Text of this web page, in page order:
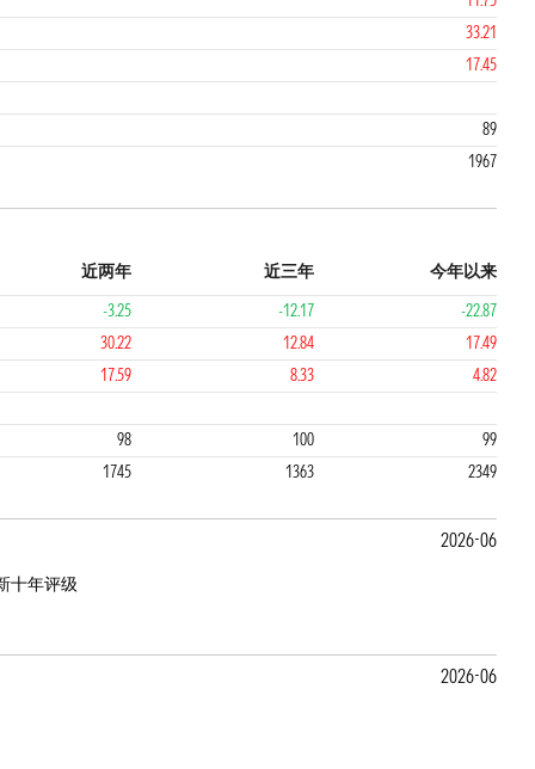
33.21
17.45
89
1967
近两年 近三年
今年以来
-3.25 -12.17
-22.87
30.22 12.84
17.49
17.59 8.33
4.82
4 4
98 100
99
1745 1363 2349
2026-06
十年评级
2026-06